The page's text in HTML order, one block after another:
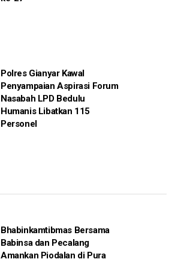
Polres Gianyar Kawal
Penyampaian Aspirasi Forum
Nasabah LPD Bedulu
Humanis Libatkan 115
Personel
Bhabinkamtibmas Bersama
Babinsa dan Pecalang
Amankan Piodalan di Pura